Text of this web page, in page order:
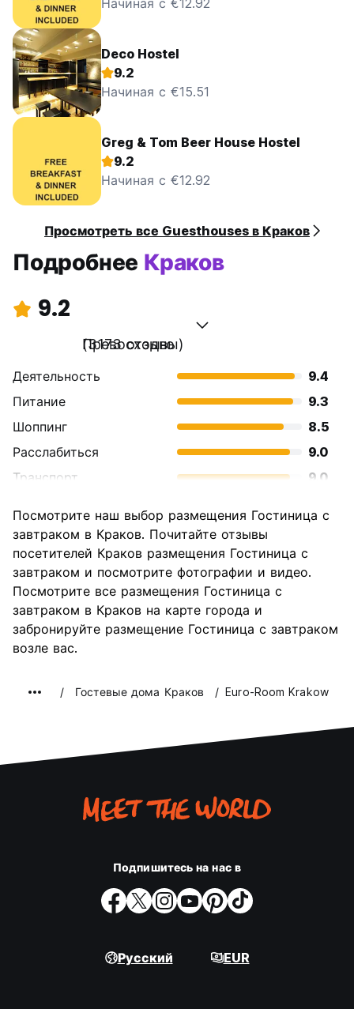
Начиная с €12.92
Deco Hostel
9.2
Начиная с €15.51
Greg & Tom Beer House Hostel
9.2
Начиная с €12.92
Просмотреть все Guesthouses в Краков
Подробнее Краков
9.2
Превосходно
(3173 отзывы)
Деятельность
9.4
Питание
9.3
Шоппинг
8.5
Расслабиться
9.0
Транспорт
9.0
достопримечательностей
9.4
Культура
Ночная жизнь
9.0
Соотношение цены и
качества
Посмотрите наш выбор размещения Гостиница с
завтраком в Краков. Почитайте отзывы
посетителей Краков размещения Гостиница с
завтраком и посмотрите фотографии и видео.
Посмотрите все размещения Гостиница с
завтраком в Краков на карте города и
забронируйте размещение Гостиница с завтраком
возле вас.
Гостевые дома Краков Euro-Room Krakow
Подпишитесь на нас в
Русский EUR